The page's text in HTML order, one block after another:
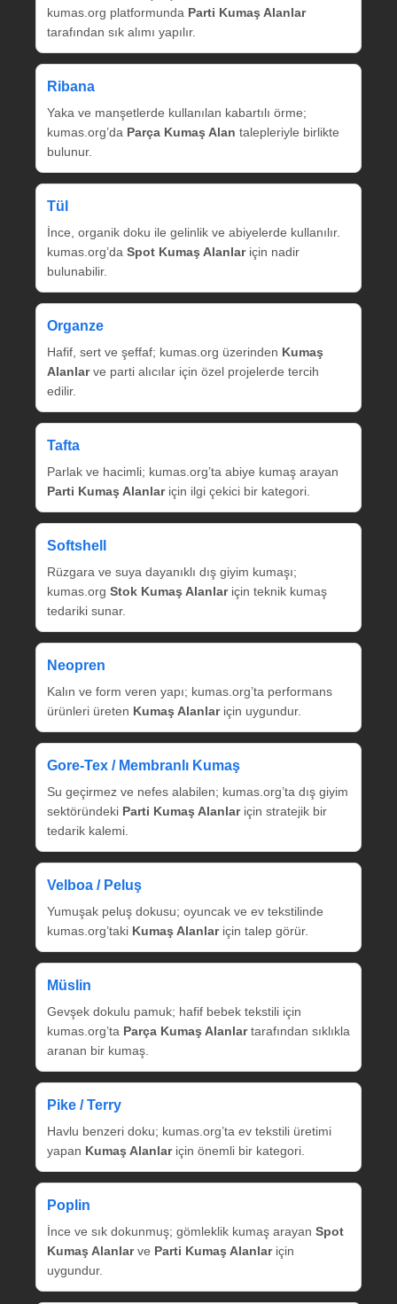
kumas.org platformunda Parti Kumaş Alanlar
tarafından sık alımı yapılır.
Ribana
Yaka ve manşetlerde kullanılan kabartılı örme;
kumas.org’da Parça Kumaş Alan talepleriyle birlikte
bulunur.
Tül
İnce, organik doku ile gelinlik ve abiyelerde kullanılır.
kumas.org’da Spot Kumaş Alanlariçin nadir
bulunabilir.
Organze
Hafif, sert ve şeffaf; kumas.org üzerinden Kumaş
Alanlarve parti alıcılar için özel projelerde tercih
edilir.
Tafta
Parlak ve hacimli; kumas.org’ta abiye kumaş arayan
Parti Kumaş Alanlariçin ilgi çekici bir kategori.
Softshell
Rüzgara ve suya dayanıklı dış giyim kumaşı;
kumas.org Stok Kumaş Alanlariçin teknik kumaş
tedariki sunar.
Neopren
Kalın ve form veren yapı; kumas.org’ta performans
ürünleri üreten Kumaş Alanlariçin uygundur.
Gore‑Tex / Membranlı Kumaş
Su geçirmez ve nefes alabilen; kumas.org’ta dış giyim
sektöründeki Parti Kumaş Alanlariçin stratejik bir
tedarik kalemi.
Velboa / Peluş
Yumuşak peluş dokusu; oyuncak ve ev tekstilinde
kumas.org’taki Kumaş Alanlariçin talep görür.
Müslin
Gevşek dokulu pamuk; hafif bebek tekstili için
kumas.org’ta Parça Kumaş Alanlartarafından sıklıkla
aranan bir kumaş.
Pike / Terry
Havlu benzeri doku; kumas.org’ta ev tekstili üretimi
yapan Kumaş Alanlariçin önemli bir kategori.
Poplin
İnce ve sık dokunmuş; gömleklik kumaş arayan Spot
Kumaş Alanlarve Parti Kumaş Alanlariçin
uygundur.